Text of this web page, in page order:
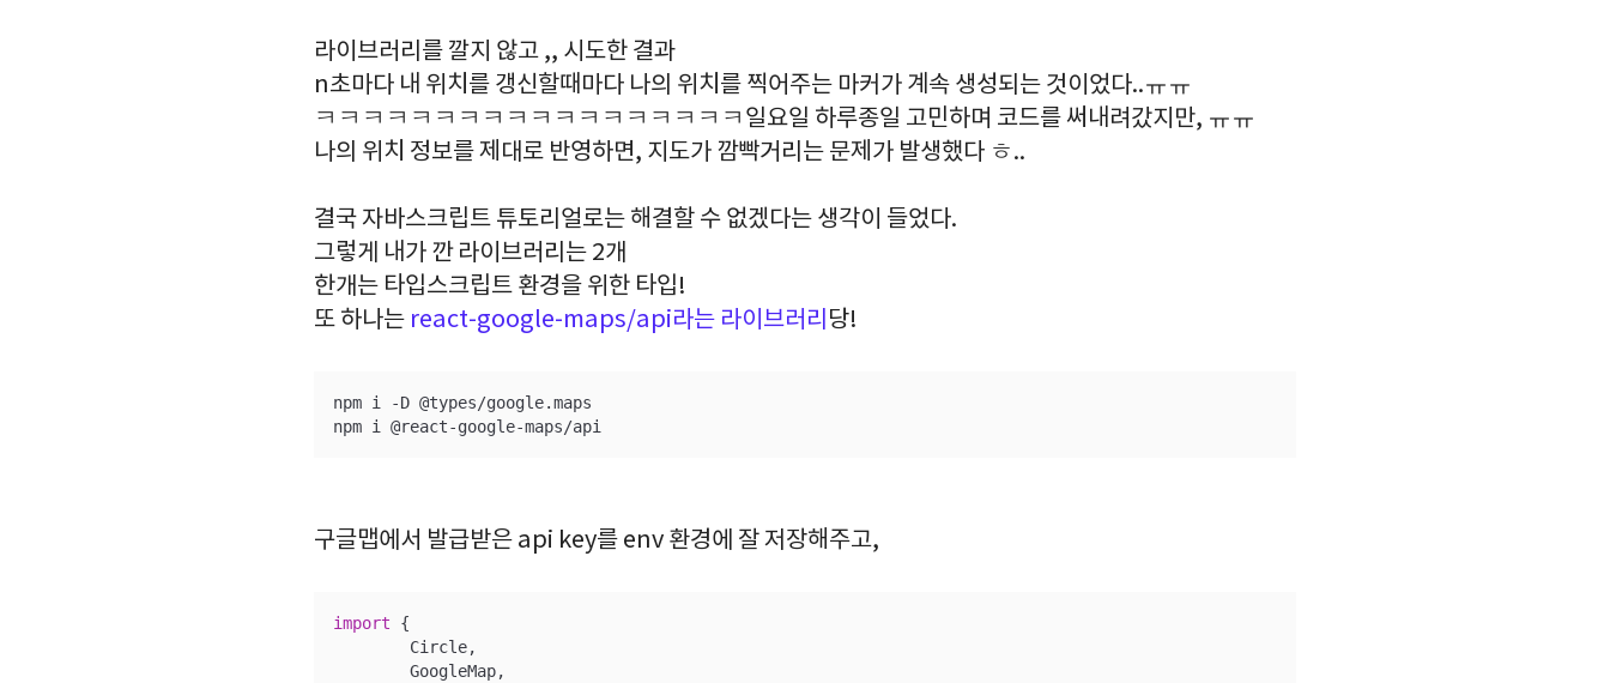
라이브러리를 깔지 않고 ,, 시도한 결과
n초마다 내 위치를 갱신할때마다 나의 위치를 찍어주는 마커가 계속 생성되는 것이었다..ㅠㅠ
ㅋㅋㅋㅋㅋㅋㅋㅋㅋㅋㅋㅋㅋㅋㅋㅋㅋㅋ일요일 하루종일 고민하며 코드를 써내려갔지만, ㅠㅠ
나의 위치 정보를 제대로 반영하면, 지도가 깜빡거리는 문제가 발생했다 ㅎ..
결국 자바스크립트 튜토리얼로는 해결할 수 없겠다는 생각이 들었다.
그렇게 내가 깐 라이브러리는 2개
한개는 타입스크립트 환경을 위한 타입!
또 하나는 react-google-maps/api라는 라이브러리 당!
npm i -D @types/google.maps
npm i @react-google-maps/api
구글맵에서 발급받은 api key를 env 환경에 잘 저장해주고,
import {